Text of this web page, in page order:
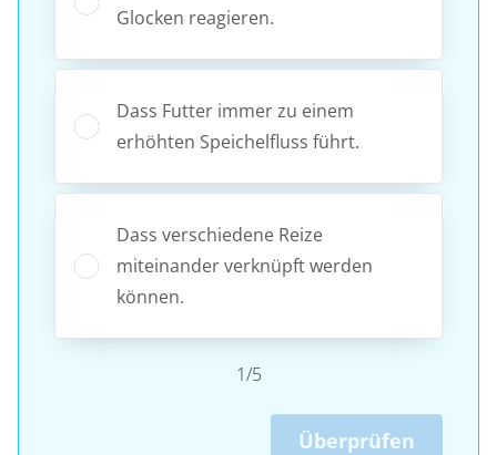
Glocken reagieren.
Dass Futter immer zu einem
erhöhten Speichelfluss führt.
Dass verschiedene Reize
miteinander verknüpft werden
können.
1/5
Überprüfen